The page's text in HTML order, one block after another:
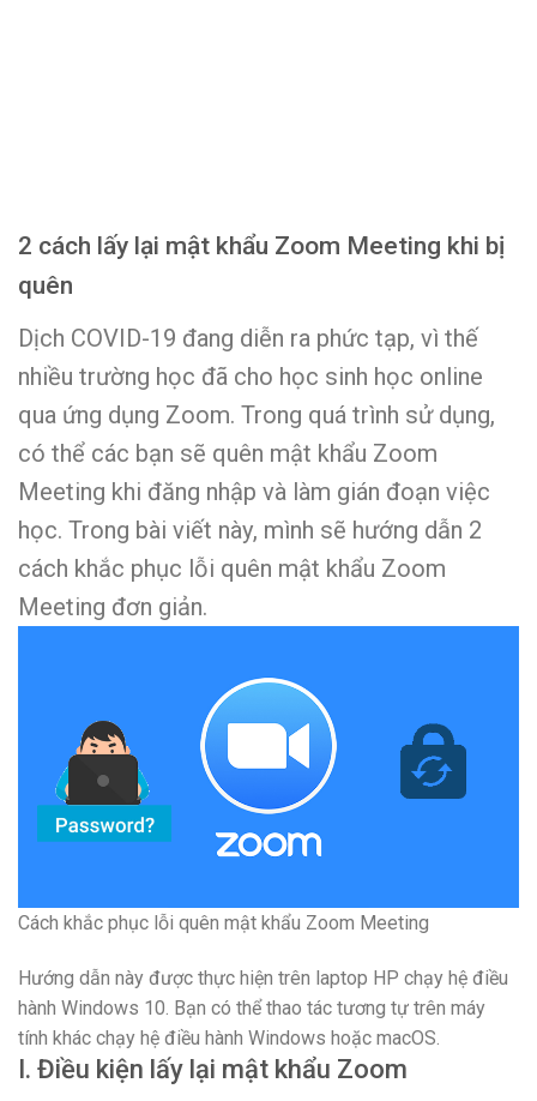
2 cách lấy lại mật khẩu Zoom Meeting khi bị
quên
Dịch COVID-19 đang diễn ra phức tạp, vì thế
nhiều trường học đã cho học sinh học online
qua ứng dụng Zoom. Trong quá trình sử dụng,
có thể các bạn sẽ quên mật khẩu Zoom
Meeting khi đăng nhập và làm gián đoạn việc
học. Trong bài viết này, mình sẽ hướng dẫn 2
cách khắc phục lỗi quên mật khẩu Zoom
Meeting đơn giản.
Cách khắc phục lỗi quên mật khẩu Zoom Meeting
Hướng dẫn này được thực hiện trên laptop HP chạy hệ điều
hành Windows 10. Bạn có thể thao tác tương tự trên máy
tính khác chạy hệ điều hành Windows hoặc macOS.
I. Điều kiện lấy lại mật khẩu Zoom